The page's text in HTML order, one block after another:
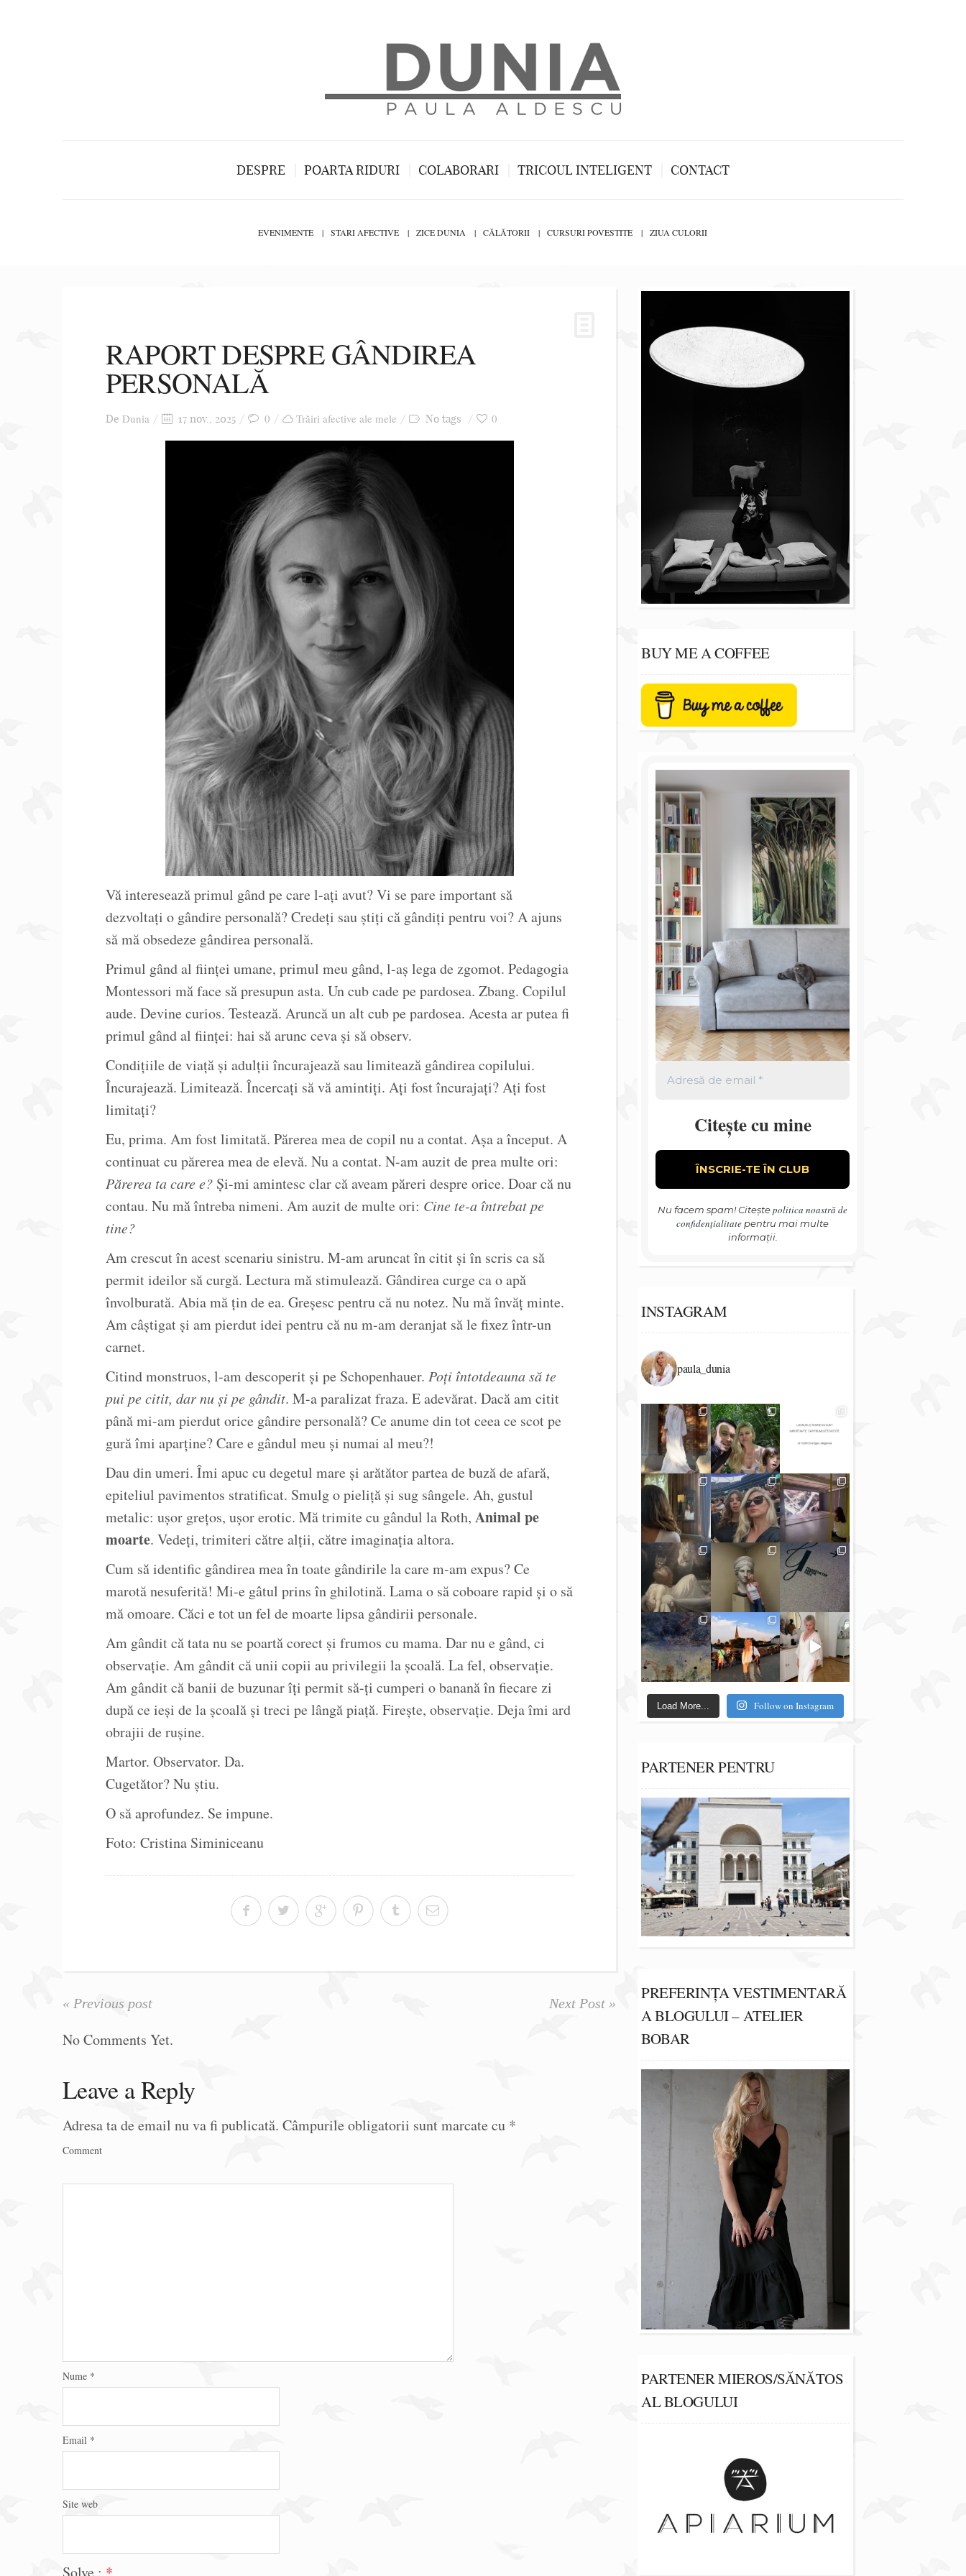
DESPRE POARTA RIDURI COLABORARI TRICOUL INTELIGENT CONTACT
EVENIMENTE STARI AFECTIVE ZICE DUNIA CĂLĂTORII CURSURI POVESTITE ZIUA CULORII
RAPORT DESPRE GÂNDIREA
PERSONALĂ
De Dunia 17 nov., 2025 0 Trăiri afective ale mele No tags 0
Vă interesează primul gând pe care l-ați avut? Vi se pare important să
dezvoltați o gândire personală? Credeți sau știți că gândiți pentru voi? A ajuns
să mă obsedeze gândirea personală.
Primul gând al ființei umane, primul meu gând, l-aș lega de zgomot. Pedagogia
Montessori mă face să presupun asta. Un cub cade pe pardosea. Zbang. Copilul
aude. Devine curios. Testează. Aruncă un alt cub pe pardosea. Acesta ar putea fi
primul gând al ființei: hai să arunc ceva și să observ.
Condițiile de viață și adulții încurajează sau limitează gândirea copilului.
Încurajează. Limitează. Încercați să vă amintiți. Ați fost încurajați? Ați fost
limitați?
Eu, prima. Am fost limitată. Părerea mea de copil nu a contat. Așa a început. A
continuat cu părerea mea de elevă. Nu a contat. N-am auzit de prea multe ori:
Părerea ta care e? Și-mi amintesc clar că aveam păreri despre orice. Doar că nu
contau. Nu mă întreba nimeni. Am auzit de multe ori: Cine te-a întrebat pe
tine?
Am crescut în acest scenariu sinistru. M-am aruncat în citit și în scris ca să
permit ideilor să curgă. Lectura mă stimulează. Gândirea curge ca o apă
învolburată. Abia mă țin de ea. Greșesc pentru că nu notez. Nu mă învăț minte.
Am câștigat și am pierdut idei pentru că nu m-am deranjat să le fixez într-un
carnet.
Citind monstruos, l-am descoperit și pe Schopenhauer. Poți întotdeauna să te
pui pe citit, dar nu și pe gândit. M-a paralizat fraza. E adevărat. Dacă am citit
până mi-am pierdut orice gândire personală? Ce anume din tot ceea ce scot pe
gură îmi aparține? Care e gândul meu și numai al meu?!
Dau din umeri. Îmi apuc cu degetul mare și arătător partea de buză de afară,
epiteliul pavimentos stratificat. Smulg o pieliță și sug sângele. Ah, gustul
metalic: ușor grețos, ușor erotic. Mă trimite cu gândul la Roth, Animal pe
moarte. Vedeți, trimiteri către alții, către imaginația altora.
Cum să identific gândirea mea în toate gândirile la care m-am expus? Ce
marotă nesuferită! Mi-e gâtul prins în ghilotină. Lama o să coboare rapid și o să
mă omoare. Căci e tot un fel de moarte lipsa gândirii personale.
Am gândit că tata nu se poartă corect și frumos cu mama. Dar nu e gând, ci
observație. Am gândit că unii copii au privilegii la școală. La fel, observație.
Am gândit că banii de buzunar îți permit să-ți cumperi o banană în fiecare zi
după ce ieși de la școală și treci pe lângă piață. Firește, observație. Deja îmi ard
obrajii de rușine.
Martor. Observator. Da.
Cugetător? Nu știu.
O să aprofundez. Se impune.
Foto: Cristina Siminiceanu
« Previous post Next Post »
No Comments Yet.
Leave a Reply
Adresa ta de email nu va fi publicată. Câmpurile obligatorii sunt marcate cu *
Comment
Nume *
Email *
Site web
BUY ME A COFFEE
Citește cu mine
Nu facem spam! Citeștepolitica noastră de
confidențialitate pentru mai multe
informații.
INSTAGRAM
paula_dunia
Load More... Follow on Instagram
PARTENER PENTRU
PREFERINȚA VESTIMENTARĂ
A BLOGULUI – ATELIER
BOBAR
PARTENER MIEROS/SĂNĂTOS
AL BLOGULUI